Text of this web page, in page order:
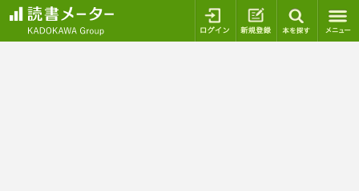
ログイン 新規登録